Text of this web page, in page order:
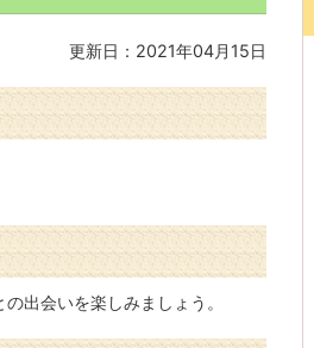
更新日：2021年04月15日
出会いを楽しみましょう。